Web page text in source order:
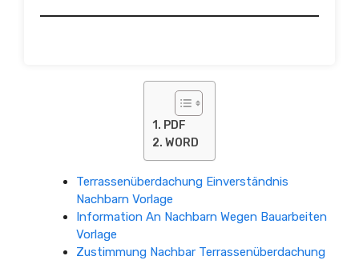
PDF
WORD
Terrassenüberdachung Einverständnis
Nachbarn Vorlage
Information An Nachbarn Wegen Bauarbeiten
Vorlage
Zustimmung Nachbar Terrassenüberdachung